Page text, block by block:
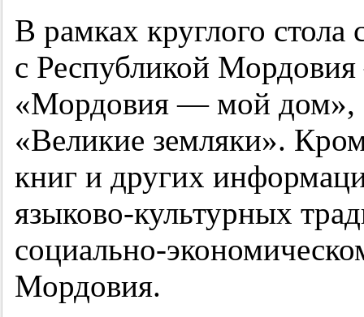
В рамках круглого стола
с Республикой
«Мордовия — мой
«Великие земляки».
книг и других
языково-культурных
социально-
Мордовия.